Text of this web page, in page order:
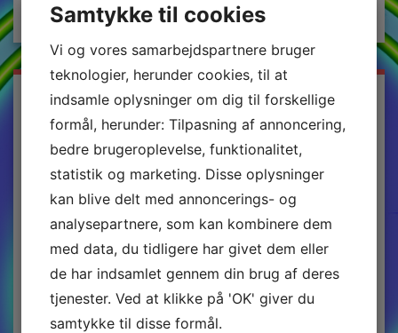
Archives
maj 2026
februar 2026
august 2025
april 2025
februar 2025
Samtykke til cookies
Vi og vores samarbejdspartnere bruger
teknologier, herunder cookies, til at
indsamle oplysninger om dig til forskellige
formål, herunder: Tilpasning af annoncering,
bedre brugeroplevelse, funktionalitet,
statistik og marketing. Disse oplysninger
kan blive delt med annoncerings- og
analysepartnere, som kan kombinere dem
med data, du tidligere har givet dem eller
de har indsamlet gennem din brug af deres
tjenester. Ved at klikke på 'OK' giver du
samtykke til disse formål.